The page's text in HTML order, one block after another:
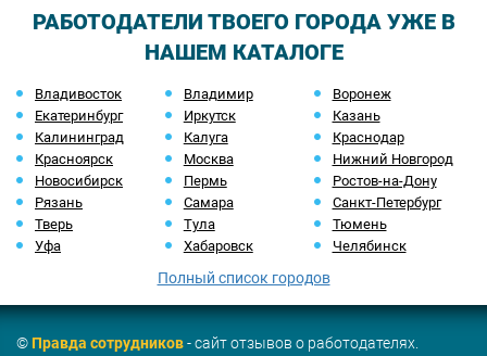
РАБОТОДАТЕЛИ ТВОЕГО ГОРОДА УЖЕ В
НАШЕМ КАТАЛОГЕ
Владивосток Владимир
Воронеж
Екатеринбург
Иркутск
Казань
Калининград
Калуга
Краснодар
Красноярск
Москва
Нижний Новгород
Новосибирск
Пермь
Ростов-на-Дону
Рязань
Самара
Санкт-Петербург
Тверь
Тула
Тюмень
Уфа
Хабаровск Челябинск
Полный список городов
©Правда сотрудников- сайт отзывов о работодателях.